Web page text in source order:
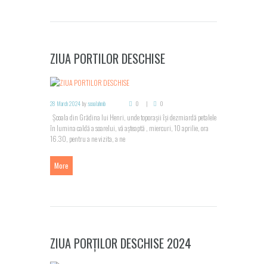
ZIUA PORTILOR DESCHISE
28 March 2024 byscoalahmb 0 0
Școala din Grădina lui Henri, unde toporașii își dezmiardă petalele
în lumina caldă a soarelui, vă așteaptă , miercuri, 10 aprilie, ora
16.30, pentru a ne vizita, a ne
More
ZIUA PORȚILOR DESCHISE 2024